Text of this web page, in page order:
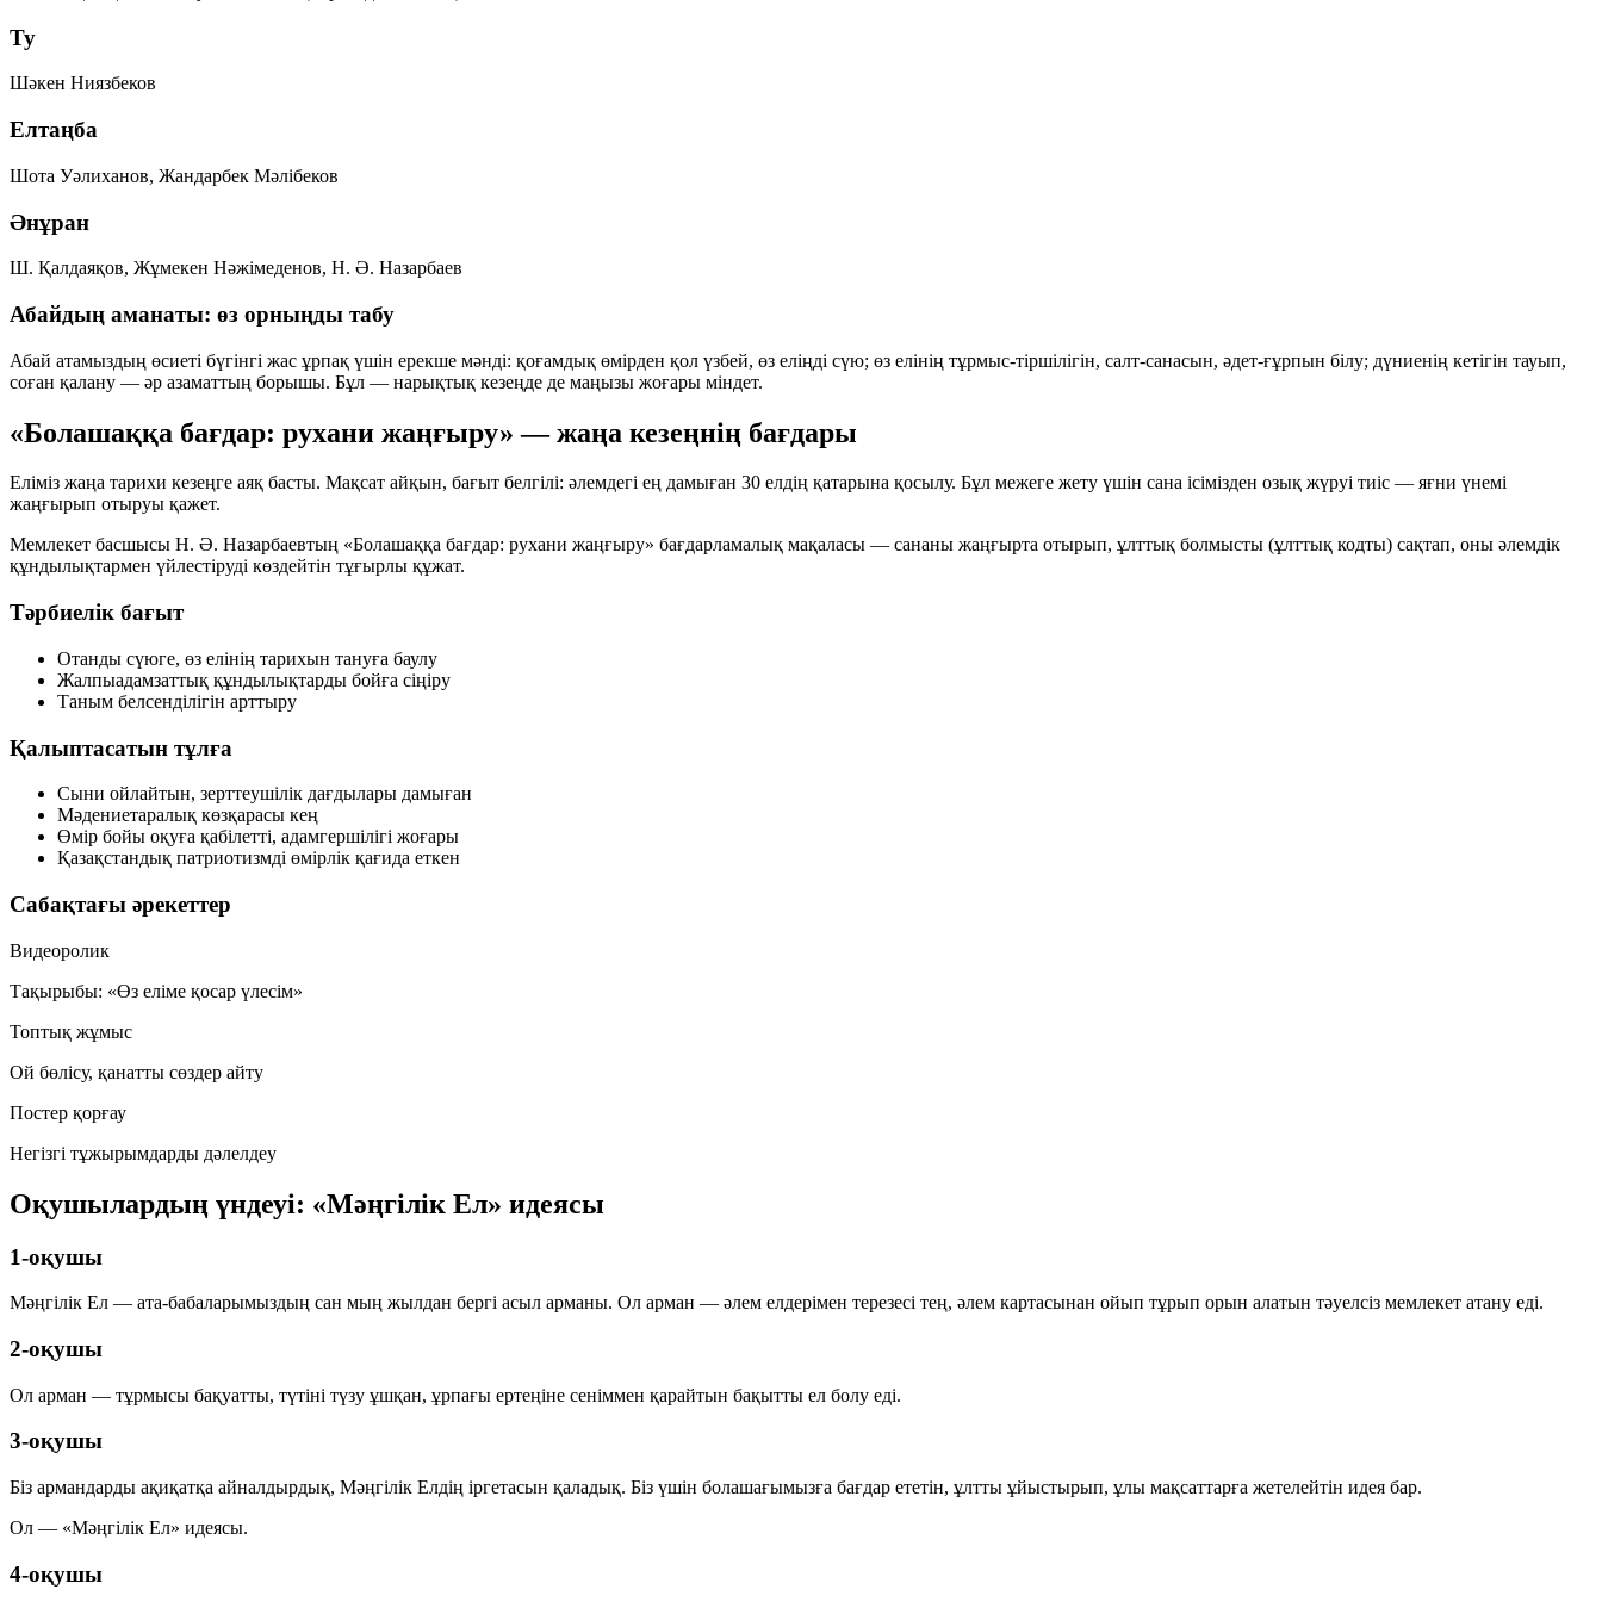
Ту
Шәкен Ниязбеков
Елтаңба
Шота Уәлиханов, Жандарбек Мәлібеков
Әнұран
Ш. Қалдаяқов, Жұмекен Нәжімеденов, Н. Ә. Назарбаев
Абайдың аманаты: өз орныңды табу
Абай атамыздың өсиеті бүгінгі жас ұрпақ үшін ерекше мәнді: қоғамдық өмірден қол үзбей, өз еліңді сүю; өз елінің тұрмыс-тіршілігін, салт-санасын, әдет-ғұрпын білу; дүниенің кетігін тауып,
соған қалану — әр азаматтың борышы. Бұл — нарықтық кезеңде де маңызы жоғары міндет.
«Болашаққа бағдар: рухани жаңғыру» — жаңа кезеңнің бағдары
Еліміз жаңа тарихи кезеңге аяқ басты. Мақсат айқын, бағыт белгілі: әлемдегі ең дамыған 30 елдің қатарына қосылу. Бұл межеге жету үшін сана ісімізден озық жүруі тиіс — яғни үнемі
жаңғырып отыруы қажет.
Мемлекет басшысы Н. Ә. Назарбаевтың «Болашаққа бағдар: рухани жаңғыру» бағдарламалық мақаласы — сананы жаңғырта отырып, ұлттық болмысты (ұлттық кодты) сақтап, оны әлемдік
құндылықтармен үйлестіруді көздейтін тұғырлы құжат.
Тәрбиелік бағыт
Отанды сүюге, өз елінің тарихын тануға баулу
Жалпыадамзаттық құндылықтарды бойға сіңіру
Таным белсенділігін арттыру
Қалыптасатын тұлға
Сыни ойлайтын, зерттеушілік дағдылары дамыған
Мәдениетаралық көзқарасы кең
Өмір бойы оқуға қабілетті, адамгершілігі жоғары
Қазақстандық патриотизмді өмірлік қағида еткен
Сабақтағы әрекеттер
Видеоролик
Тақырыбы: «Өз еліме қосар үлесім»
Топтық жұмыс
Ой бөлісу, қанатты сөздер айту
Постер қорғау
Негізгі тұжырымдарды дәлелдеу
Оқушылардың үндеуі: «Мәңгілік Ел» идеясы
1-оқушы
Мәңгілік Ел — ата-бабаларымыздың сан мың жылдан бергі асыл арманы. Ол арман — әлем елдерімен терезесі тең, әлем картасынан ойып тұрып орын алатын тәуелсіз мемлекет атану еді.
2-оқушы
Ол арман — тұрмысы бақуатты, түтіні түзу ұшқан, ұрпағы ертеңіне сеніммен қарайтын бақытты ел болу еді.
3-оқушы
Біз армандарды ақиқатқа айналдырдық, Мәңгілік Елдің іргетасын қаладық. Біз үшін болашағымызға бағдар ететін, ұлтты ұйыстырып, ұлы мақсаттарға жетелейтін идея бар.
Ол — «Мәңгілік Ел» идеясы.
4-оқушы